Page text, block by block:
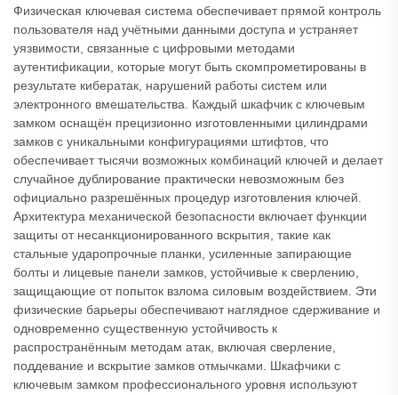
Физическая ключевая система обеспечивает прямой контроль
пользователя над учётными данными доступа и устраняет
уязвимости, связанные с цифровыми методами
аутентификации, которые могут быть скомпрометированы в
результате кибератак, нарушений работы систем или
электронного вмешательства. Каждый шкафчик с ключевым
замком оснащён прецизионно изготовленными цилиндрами
замков с уникальными конфигурациями штифтов, что
обеспечивает тысячи возможных комбинаций ключей и делает
случайное дублирование практически невозможным без
официально разрешённых процедур изготовления ключей.
Архитектура механической безопасности включает функции
защиты от несанкционированного вскрытия, такие как
стальные ударопрочные планки, усиленные запирающие
болты и лицевые панели замков, устойчивые к сверлению,
защищающие от попыток взлома силовым воздействием. Эти
физические барьеры обеспечивают наглядное сдерживание и
одновременно существенную устойчивость к
распространённым методам атак, включая сверление,
поддевание и вскрытие замков отмычками. Шкафчики с
ключевым замком профессионального уровня используют